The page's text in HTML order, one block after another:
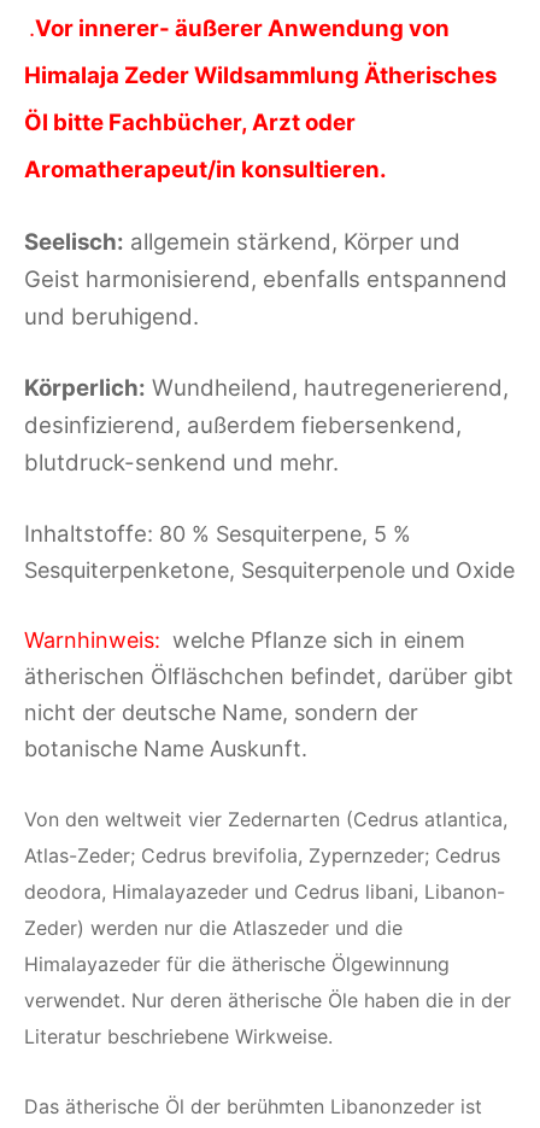
.Vor innerer- äußerer Anwendung von
Himalaja Zeder Wildsammlung Ätherisches
Öl bitte Fachbücher, Arzt oder
Aromatherapeut/in konsultieren.
Seelisch: allgemein stärkend, Körper und
Geist harmonisierend, ebenfalls entspannend
und beruhigend.
Körperlich: Wundheilend, hautregenerierend,
desinfizierend, außerdem fiebersenkend,
blutdruck-senkend und mehr.
Inhaltstoffe: 80 % Sesquiterpene, 5 %
Sesquiterpenketone, Sesquiterpenole und Oxide
Warnhinweis: welche Pflanze sich in einem
ätherischen Ölfläschchen befindet, darüber gibt
nicht der deutsche Name, sondern der
botanische Name Auskunft.
Von den weltweit vier Zedernarten (Cedrus atlantica,
Atlas-Zeder; Cedrus brevifolia, Zypernzeder; Cedrus
deodora, Himalayazeder und Cedrus libani, Libanon-
Zeder) werden nur die Atlaszeder und die
Himalayazeder für die ätherische Ölgewinnung
verwendet. Nur deren ätherische Öle haben die in der
Literatur beschriebene Wirkweise.
Das ätherische Öl der berühmten Libanonzeder ist